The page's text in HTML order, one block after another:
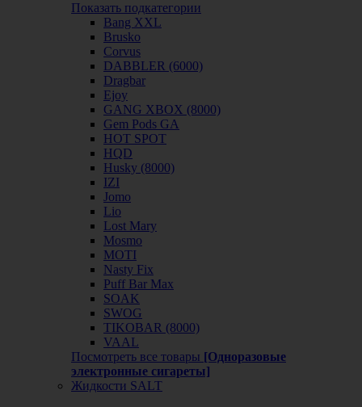
Показать подкатегории
Bang XXL
Brusko
Corvus
DABBLER (6000)
Dragbar
Ejoy
GANG XBOX (8000)
Gem Pods GA
HOT SPOT
HQD
Husky (8000)
IZI
Jomo
Lio
Lost Mary
Mosmo
MOTI
Nasty Fix
Puff Bar Max
SOAK
SWOG
TIKOBAR (8000)
VAAL
Посмотреть все товары [Одноразовые
электронные сигареты]
Жидкости SALT